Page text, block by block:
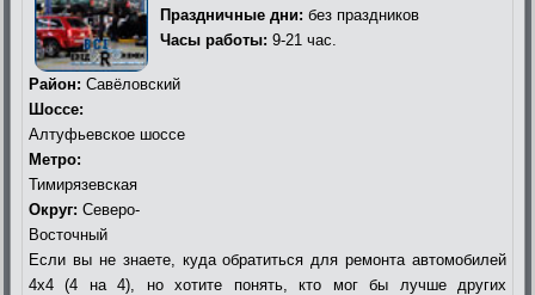
Праздничные дни: без праздников
Часы работы: 9-21 час.
Район: Савёловский
Шоссе:
Алтуфьевское шоссе
Метро:
Тимирязевская
Округ: Северо-
Восточный
Если вы не знаете, куда обратиться для ремонта автомобилей
4х4 (4 на 4), но хотите понять, кто мог бы лучше других